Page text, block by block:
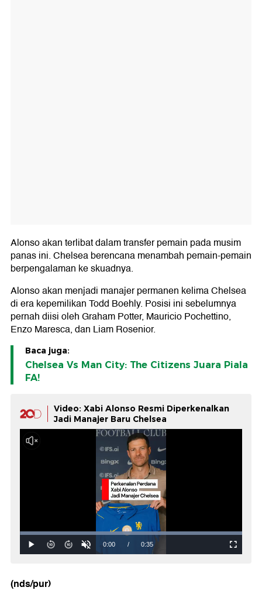
Alonso akan terlibat dalam transfer pemain pada musim
panas ini. Chelsea berencana menambah pemain-pemain
berpengalaman ke skuadnya.
Alonso akan menjadi manajer permanen kelima Chelsea
di era kepemilikan Todd Boehly. Posisi ini sebelumnya
pernah diisi oleh Graham Potter, Mauricio Pochettino,
Enzo Maresca, dan Liam Rosenior.
Baca juga:
Chelsea Vs Man City: The Citizens Juara Piala
FA!
Video: Xabi Alonso Resmi Diperkenalkan
Jadi Manajer Baru Chelsea
(nds/pur)